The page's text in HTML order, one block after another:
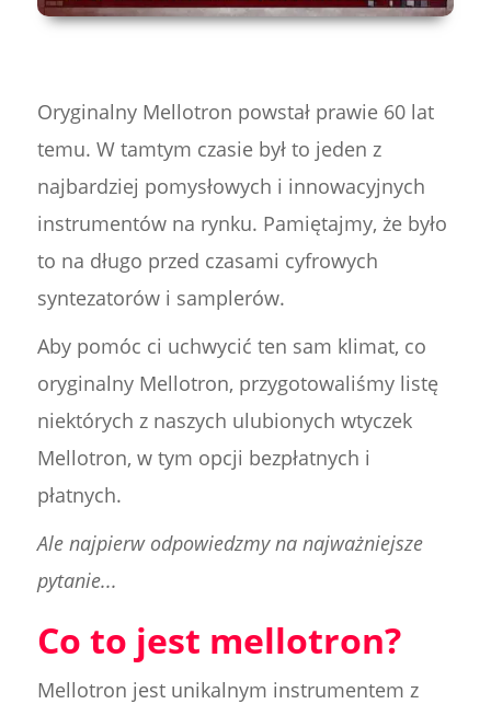
Oryginalny Mellotron powstał prawie 60 lat
temu. W tamtym czasie był to jeden z
najbardziej pomysłowych i innowacyjnych
instrumentów na rynku. Pamiętajmy, że było
to na długo przed czasami cyfrowych
syntezatorów i samplerów.
Aby pomóc ci uchwycić ten sam klimat, co
oryginalny Mellotron, przygotowaliśmy listę
niektórych z naszych ulubionych wtyczek
Mellotron, w tym opcji bezpłatnych i
płatnych.
Ale najpierw odpowiedzmy na najważniejsze
pytanie...
Co to jest mellotron?
Mellotron jest unikalnym instrumentem z